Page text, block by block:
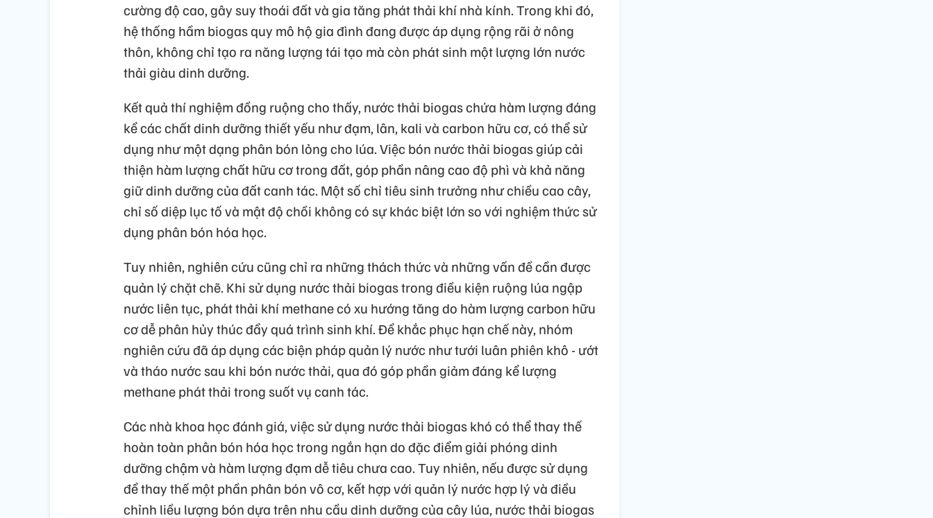
cường độ cao, gây suy thoái đất và gia tăng phát thải khí nhà kính. Trong khi đó,
hệ thống hầm biogas quy mô hộ gia đình đang được áp dụng rộng rãi ở nông
thôn, không chỉ tạo ra năng lượng tái tạo mà còn phát sinh một lượng lớn nước
thải giàu dinh dưỡng.
Kết quả thí nghiệm đồng ruộng cho thấy, nước thải biogas chứa hàm lượng đáng
kể các chất dinh dưỡng thiết yếu như đạm, lân, kali và carbon hữu cơ, có thể sử
dụng như một dạng phân bón lỏng cho lúa. Việc bón nước thải biogas giúp cải
thiện hàm lượng chất hữu cơ trong đất, góp phần nâng cao độ phì và khả năng
giữ dinh dưỡng của đất canh tác. Một số chỉ tiêu sinh trưởng như chiều cao cây,
chỉ số diệp lục tố và mật độ chồi không có sự khác biệt lớn so với nghiệm thức sử
dụng phân bón hóa học.
Tuy nhiên, nghiên cứu cũng chỉ ra những thách thức và những vấn đề cần được
quản lý chặt chẽ. Khi sử dụng nước thải biogas trong điều kiện ruộng lúa ngập
nước liên tục, phát thải khí methane có xu hướng tăng do hàm lượng carbon hữu
cơ dễ phân hủy thúc đẩy quá trình sinh khí. Để khắc phục hạn chế này, nhóm
nghiên cứu đã áp dụng các biện pháp quản lý nước như tưới luân phiên khô - ướt
và tháo nước sau khi bón nước thải, qua đó góp phần giảm đáng kể lượng
methane phát thải trong suốt vụ canh tác.
Các nhà khoa học đánh giá, việc sử dụng nước thải biogas khó có thể thay thế
hoàn toàn phân bón hóa học trong ngắn hạn do đặc điểm giải phóng dinh
dưỡng chậm và hàm lượng đạm dễ tiêu chưa cao. Tuy nhiên, nếu được sử dụng
để thay thế một phần phân bón vô cơ, kết hợp với quản lý nước hợp lý và điều
chỉnh liều lượng bón dựa trên nhu cầu dinh dưỡng của cây lúa, nước thải biogas